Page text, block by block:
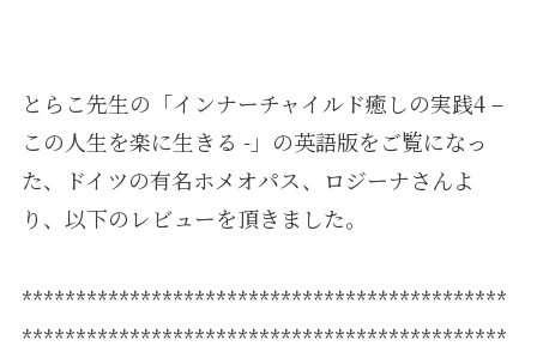
とらこ先生の「インナーチャイルド癒しの実践4 –
この人生を楽に生きる -」の英語版をご覧になっ
た、ドイツの有名ホメオパス、ロジーナさんよ
り、以下のレビューを頂きました。
*********************************************
*********************************************